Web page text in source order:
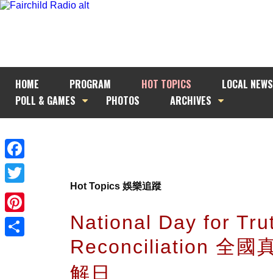
HOME PROGRAM HOT TOPICS
LOCAL NEWS
POLL & GAMES
PHOTOS ARCHIVES
Facebook
Twitter
Pinterest
Hot Topics 娛樂追蹤
National Day for
Reconciliation 全國
解日